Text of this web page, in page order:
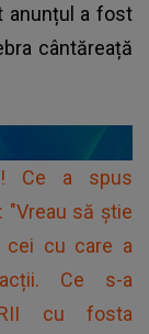
anunțul a fost
cântăreață
Ce a spus
"Vreau să știe
cei cu care a
Ce s-a
cu fosta